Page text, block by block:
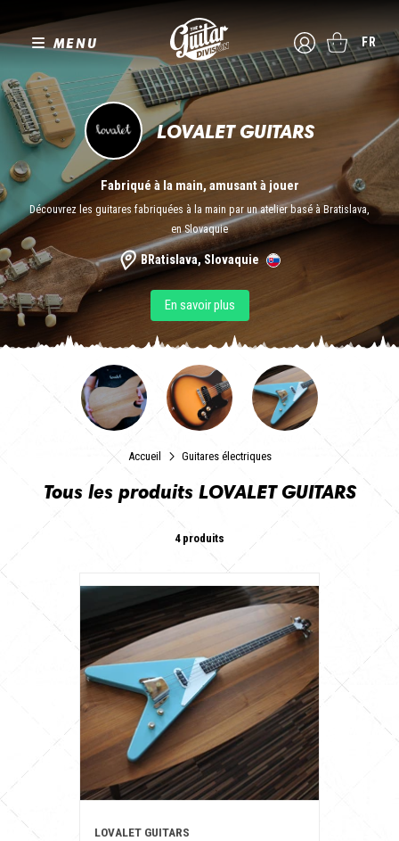
MENU FR
LOVALET GUITARS
Fabriqué à la main, amusant à jouer
Découvrez les guitares fabriquées à la main par un atelier basé à Bratislava,
en Slovaquie
BRatislava, Slovaquie
En savoir plus
Accueil Guitares électriques
Tous les produits LOVALET GUITARS
4 produits
LOVALET GUITARS